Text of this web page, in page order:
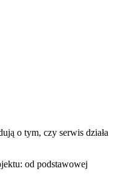
o tym, czy serwis działa
od podstawowej